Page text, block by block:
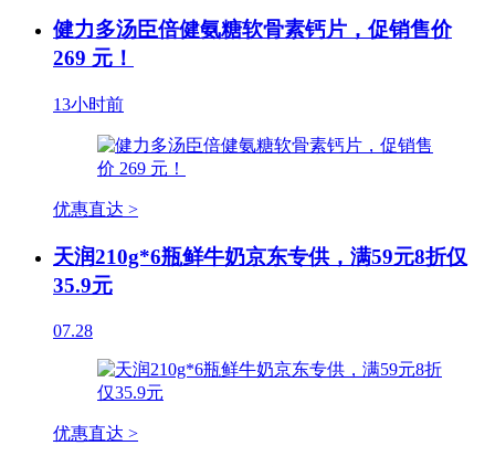
健力多汤臣倍健氨糖软骨素钙片，促销售价
269 元！
13小时前
优惠直达 >
天润210g*6瓶鲜牛奶京东专供，满59元8折仅
35.9元
07.28
优惠直达 >